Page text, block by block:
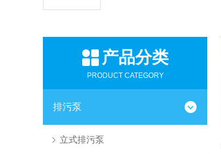
产品分类
PRODUCT CATEGORY
排污泵
立式排污泵